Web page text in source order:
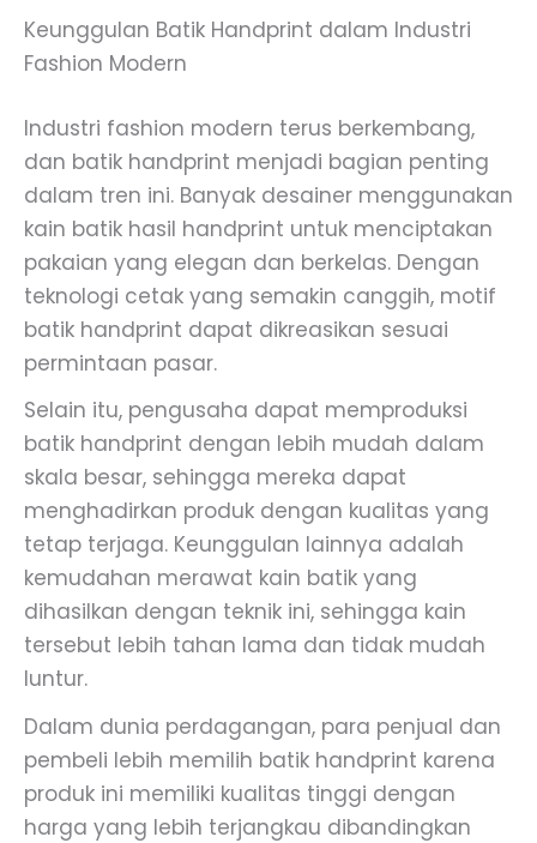
Keunggulan Batik Handprint dalam Industri
Fashion Modern
Industri fashion modern terus berkembang,
dan batik handprint menjadi bagian penting
dalam tren ini. Banyak desainer menggunakan
kain batik hasil handprint untuk menciptakan
pakaian yang elegan dan berkelas. Dengan
teknologi cetak yang semakin canggih, motif
batik handprint dapat dikreasikan sesuai
permintaan pasar.
Selain itu, pengusaha dapat memproduksi
batik handprint dengan lebih mudah dalam
skala besar, sehingga mereka dapat
menghadirkan produk dengan kualitas yang
tetap terjaga. Keunggulan lainnya adalah
kemudahan merawat kain batik yang
dihasilkan dengan teknik ini, sehingga kain
tersebut lebih tahan lama dan tidak mudah
luntur.
Dalam dunia perdagangan, para penjual dan
pembeli lebih memilih batik handprint karena
produk ini memiliki kualitas tinggi dengan
harga yang lebih terjangkau dibandingkan